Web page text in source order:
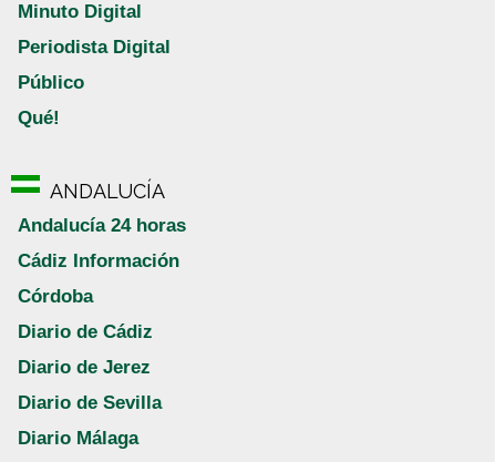
Minuto Digital
Periodista Digital
Público
Qué!
ANDALUCÍA
Andalucía 24 horas
Cádiz Información
Córdoba
Diario de Cádiz
Diario de Jerez
Diario de Sevilla
Diario Málaga